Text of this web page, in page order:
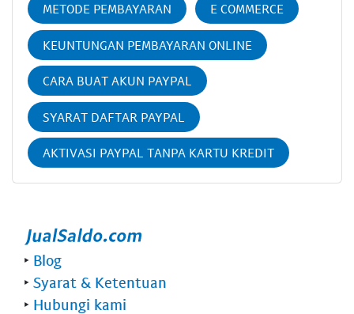
METODE PEMBAYARAN E COMMERCE
KEUNTUNGAN PEMBAYARAN ONLINE
CARA BUAT AKUN PAYPAL
SYARAT DAFTAR PAYPAL
AKTIVASI PAYPAL TANPA KARTU KREDIT
‣ Blog
‣ Syarat & Ketentuan
‣ Hubungi kami